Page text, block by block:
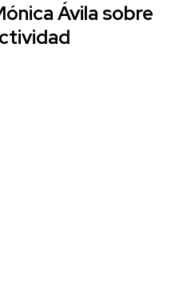
Ávila sobre